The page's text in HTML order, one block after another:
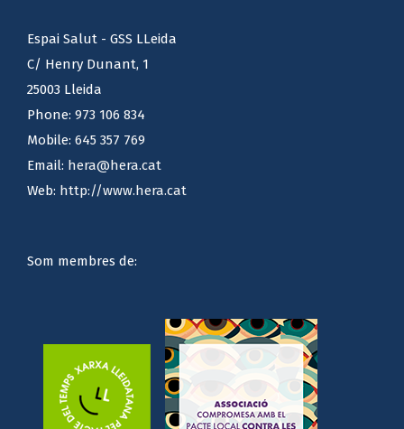
Espai Salut - GSS LLeida
C/ Henry Dunant, 1
25003 Lleida
Phone: 973 106 834
Mobile: 645 357 769
Email: hera@hera.cat
Web: http://www.hera.cat
Som membres de: